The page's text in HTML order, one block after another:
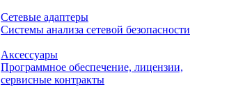
Сетевые адаптеры
Системы анализа сетевой безопасности
Аксессуары
Программное обеспечение, лицензии,
сервисные контракты